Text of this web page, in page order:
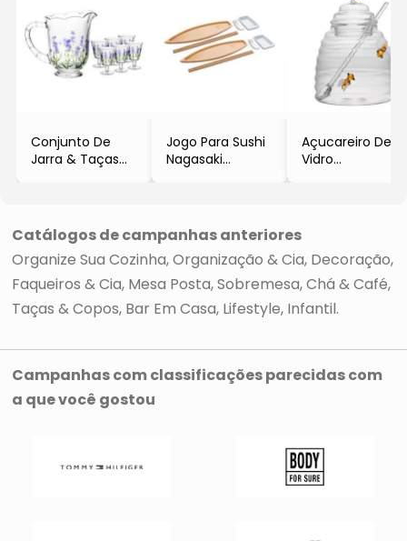
Conjunto De
Jarra & Taças
-
14,5x19,5x46cm
Jogo Para Sushi
Nagasaki
- Lyor
Açucareiro De
Vidro
- Incolor
- Lyor
Catálogos de campanhas anteriores
Organize Sua Cozinha Organização & Cia Decoração
Faqueiros & Cia Mesa Posta Sobremesa Chá & Café
Taças & Copos Bar Em Casa Lifestyle Infantil
Campanhas com classificações parecidas com
a que você gostou